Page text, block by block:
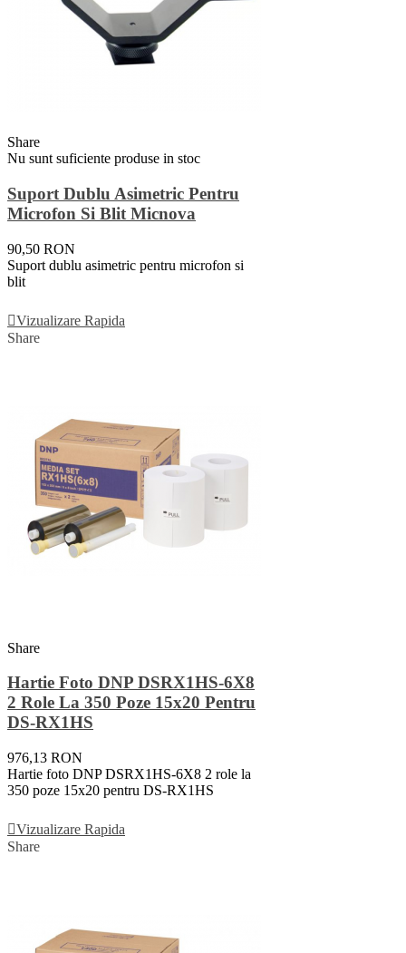
Share
Nu sunt suficiente produse in stoc
Suport Dublu Asimetric Pentru
Microfon Si Blit Micnova
90,50 RON
Suport dublu asimetric pentru microfon si
blit
Vizualizare Rapida
Share
Share
Hartie Foto DNP DSRX1HS-6X8
2 Role La 350 Poze 15x20 Pentru
DS-RX1HS
976,13 RON
Hartie foto DNP DSRX1HS-6X8 2 role la
350 poze 15x20 pentru DS-RX1HS
Vizualizare Rapida
Share